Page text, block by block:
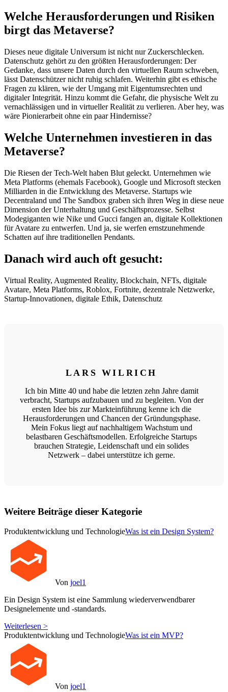
Welche Herausforderungen und Risiken
birgt das Metaverse?
Dieses neue digitale Universum ist nicht nur Zuckerschlecken.
Datenschutz gehört zu den größten Herausforderungen: Der
Gedanke, dass unsere Daten durch den virtuellen Raum schweben,
lässt Datenschützer nicht ruhig schlafen. Weiterhin gibt es ethische
Fragen zu klären, wie der Umgang mit Eigentumsrechten und
digitaler Integrität. Hinzu kommt die Gefahr, die physische Welt zu
vernachlässigen und in virtueller Realität zu verlieren. Aber hey, was
wäre Pionierarbeit ohne ein paar Hindernisse?
Welche Unternehmen investieren in das
Metaverse?
Die Riesen der Tech-Welt haben Blut geleckt. Unternehmen wie
Meta Platforms (ehemals Facebook), Google und Microsoft stecken
Milliarden in die Entwicklung des Metaverse. Startups wie
Decentraland und The Sandbox graben sich ihren Weg in diese neue
Dimension der Unterhaltung und Geschäftsprozesse. Selbst
Modegiganten wie Nike und Gucci fangen an, digitale Kollektionen
für Avatare zu entwerfen. Und ja, sie werfen ernstzunehmende
Schatten auf ihre traditionellen Pendants.
Danach wird auch oft gesucht:
Virtual Reality, Augmented Reality, Blockchain, NFTs, digitale
Avatare, Meta Platforms, Roblox, Fortnite, dezentrale Netzwerke,
Startup-Innovationen, digitale Ethik, Datenschutz
LARS WILRICH
Ich bin Mitte 40 und habe die letzten zehn Jahre damit
verbracht, Startups aufzubauen und zu begleiten. Von der
ersten Idee bis zur Markteinführung kenne ich die
Herausforderungen und Chancen der Gründungsphase.
Mein Fokus liegt auf nachhaltigem Wachstum und
belastbaren Geschäftsmodellen. Erfolgreiche Startups
brauchen Strategie, Leidenschaft und ein solides
Netzwerk – dabei unterstütze ich gerne.
Weitere Beiträge dieser Kategorie
Produktentwicklung und TechnologieWas ist ein Design System?
Von joel1
Ein Design System ist eine Sammlung wiederverwendbarer
Designelemente und -standards.
Weiterlesen >
Produktentwicklung und TechnologieWas ist ein MVP?
Von joel1